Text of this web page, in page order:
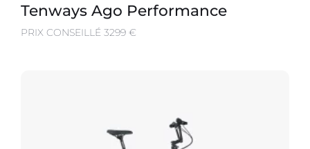
Tenways Ago Performance
PRIX CONSEILLÉ 3299 €